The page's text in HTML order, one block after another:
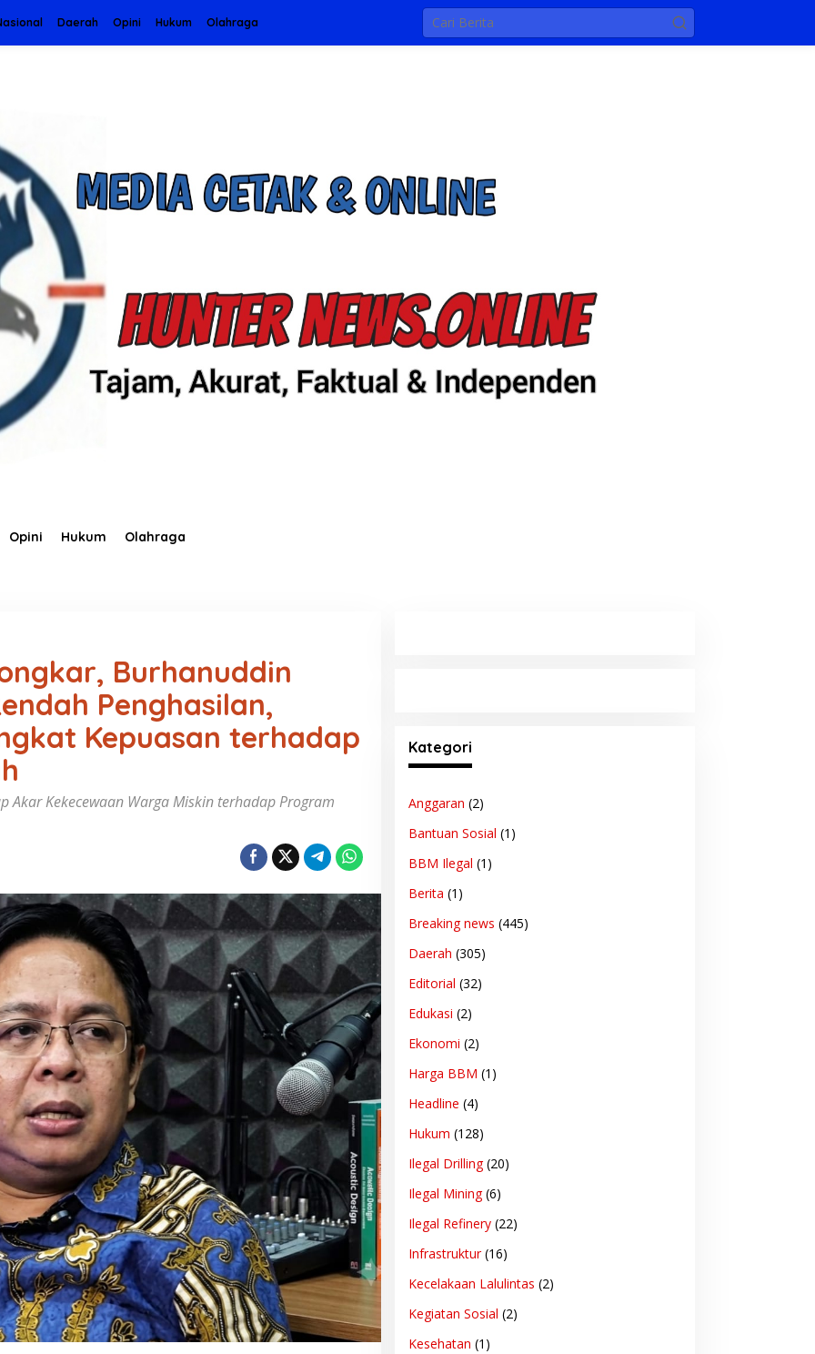
Daerah Opini Hukum Olahraga
Opini Hukum Olahraga
Burhanuddin
Penghasilan,
Kepuasan terhadap
Akar Kekecewaan Warga Miskin terhadap Program
Kategori
Anggaran (2)
Bantuan Sosial (1)
BBM Ilegal (1)
Berita (1)
Breaking news (445)
Daerah (305)
Editorial (32)
Edukasi (2)
Ekonomi (2)
Harga BBM (1)
Headline (4)
Hukum (128)
Ilegal Drilling(20)
Ilegal Mining(6)
Ilegal Refinery(22)
Infrastruktur(16)
Kecelakaan Lalulintas (2)
Kegiatan Sosial (2)
Kesehatan (1)